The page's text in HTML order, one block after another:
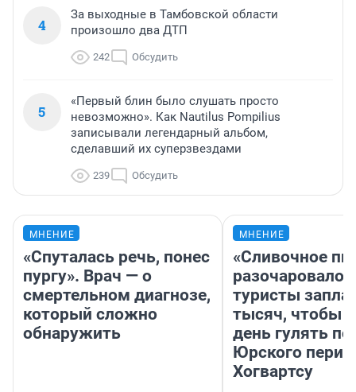
4
За выходные в Тамбовской области
произошло два ДТП
242 Обсудить
5
«Первый блин было слушать просто
невозможно». Как Nautilus Pompilius
записывали легендарный альбом,
сделавший их суперзвездами
239 Обсудить
МНЕНИЕ
«Спуталась речь, понес
пургу». Врач — о
смертельном диагнозе,
который сложно
обнаружить
МНЕНИЕ
«Сливочное
разочаровало»:
туристы
тысяч, чтобы
день гулять по
Юрского
Хогвартсу